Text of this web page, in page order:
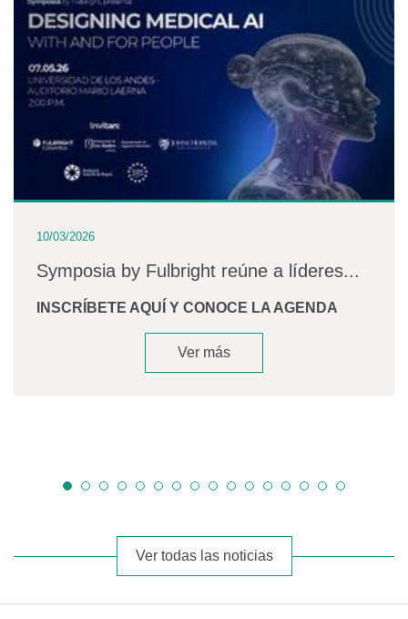
10/03/2026
Symposia by Fulbright reúne a líderes...
INSCRÍBETE AQUÍ Y CONOCE LA AGENDA
Ver más
Ver todas las noticias